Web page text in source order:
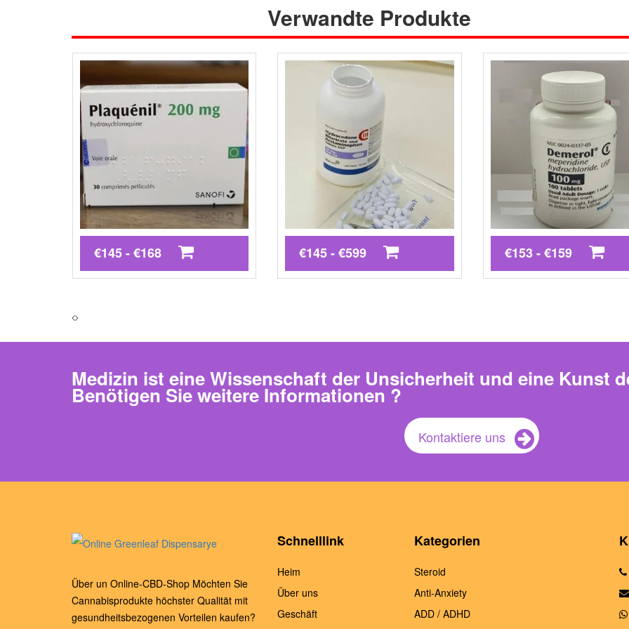
Verwandte Produkte
€145 - €168 €145 - €599 €153 - €159
Medizin ist eine Wissenschaft der Unsicherheit und eine Kunst
Benötigen Sie weitere Informationen ?
Kontaktiere uns
Über un Online-CBD-Shop Möchten Sie
Cannabisprodukte höchster Qualität mit
gesundheitsbezogenen Vorteilen kaufen?
Schnelllink
Heim
Über uns
Geschäft
Kategorien
Steroid
Anti-Anxiety
ADD / ADHD